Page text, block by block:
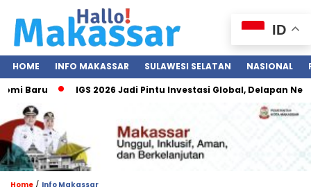
HOME INFO MAKASSAR SULAWESI SELATAN NASIONAL
Baru
IGS 2026 Jadi Pintu Investasi Global, Delapan
Home / Info Makassar
ID